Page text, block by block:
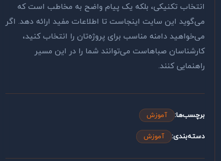
انتخاب تکنیکی، بلکه یک پیام واضح به مخاطب است که
می‌گوید این سایت اینجاست تا اطلاعات مفید ارائه دهد. اگر
می‌خواهید دامنه مناسب برای پروژه‌تان را انتخاب کنید،
کارشناسان صباهاست می‌توانند شما را در این مسیر
راهنمایی کنند.
برچسب‌ها: آموزش
دسته‌بندی: آموزش